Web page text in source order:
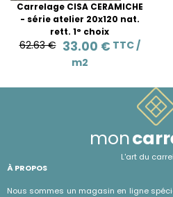
Carrelage CISA CERAMICHE
- série atelier 20x120 nat.
rett. 1° choix
62.63 € 33.00 € TTC /
m2
mon
L'art du
À PROPOS
Nous sommes un magasin en ligne